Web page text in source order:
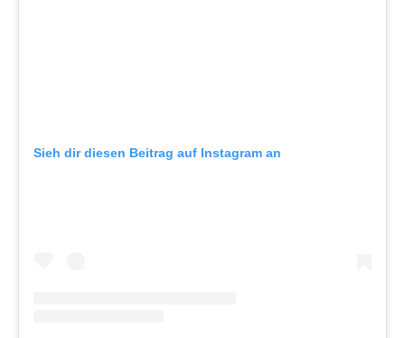
Sieh dir diesen Beitrag auf Instagram an